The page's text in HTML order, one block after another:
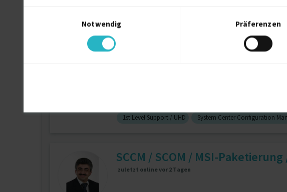
Notwendig
Präferenzen
15 J. It-
IT Dienstleister, Incident
1st Level Support / UHD System Center Configuration
SCCM / SCOM / MSI-
zuletzt online vor 2 Tagen